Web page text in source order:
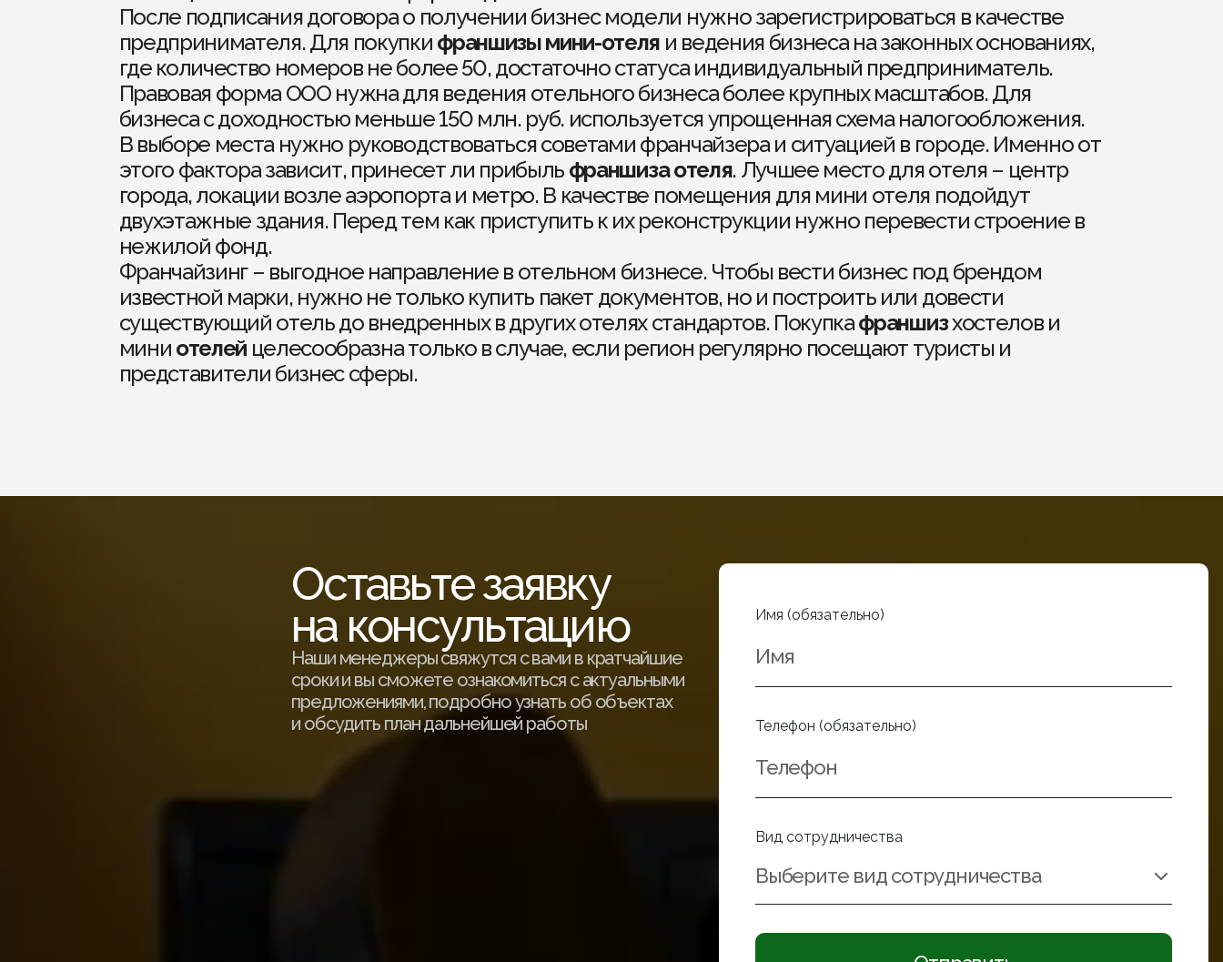
После подписания договора о получении бизнес модели нужно зарегистрироваться в качестве
предпринимателя. Для покупки франшизы мини-отеля и ведения бизнеса на законных основаниях,
где количество номеров не более 50, достаточно статуса индивидуальный предприниматель.
Правовая форма ООО нужна для ведения отельного бизнеса более крупных масштабов. Для
бизнеса с доходностью меньше 150 млн. руб. используется упрощенная схема налогообложения.
В выборе места нужно руководствоваться советами франчайзера и ситуацией в городе. Именно от
этого фактора зависит, принесет ли прибыль франшиза отеля. Лучшее место для отеля – центр
города, локации возле аэропорта и метро. В качестве помещения для мини отеля подойдут
двухэтажные здания. Перед тем как приступить к их реконструкции нужно перевести строение в
нежилой фонд.
Франчайзинг – выгодное направление в отельном бизнесе. Чтобы вести бизнес под брендом
известной марки, нужно не только купить пакет документов, но и построить или довести
существующий отель до внедренных в других отелях стандартов. Покупкафраншизхостелов и
мини отелей целесообразна только в случае, если регион регулярно посещают туристы и
представители бизнес сферы.
Оставьте заявку
на консультацию
Наши менеджеры свяжутся с вами в кратчайшие
сроки и вы сможете ознакомиться с актуальными
предложениями, подробно узнать об объектах
и обсудить план дальнейшей работы
Имя (обязательно)
Телефон (обязательно)
Вид сотрудничества